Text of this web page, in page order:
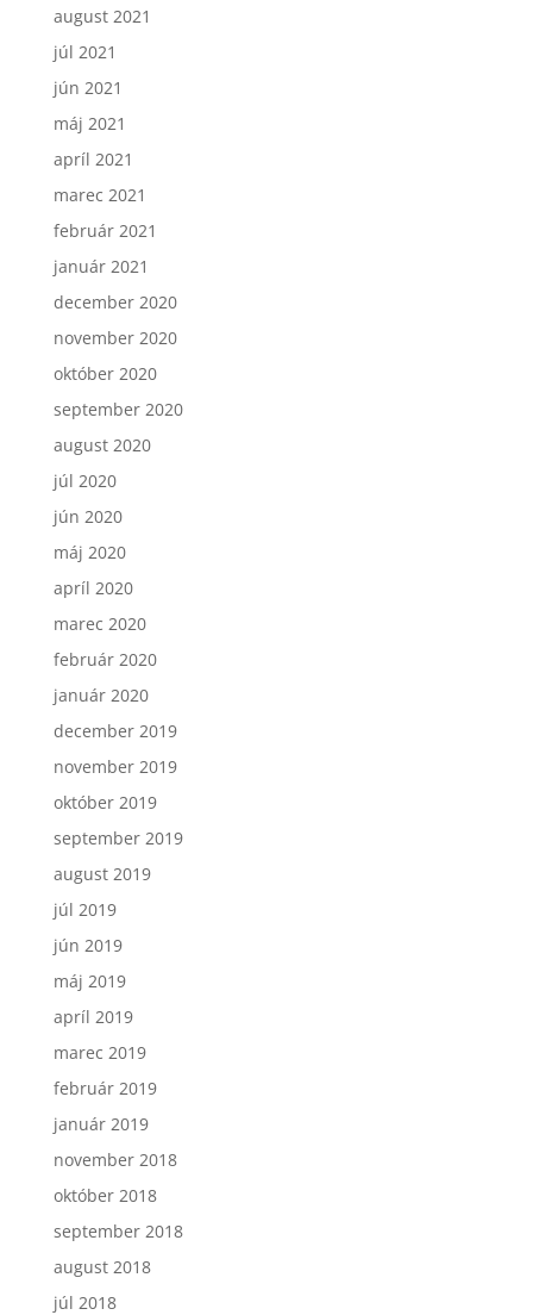
august 2021
júl 2021
jún 2021
máj 2021
apríl 2021
marec 2021
február 2021
január 2021
december 2020
november 2020
október 2020
september 2020
august 2020
júl 2020
jún 2020
máj 2020
apríl 2020
marec 2020
február 2020
január 2020
december 2019
november 2019
október 2019
september 2019
august 2019
júl 2019
jún 2019
máj 2019
apríl 2019
marec 2019
február 2019
január 2019
november 2018
október 2018
september 2018
august 2018
júl 2018